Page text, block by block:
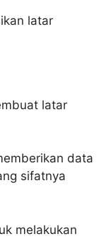
latar
latar
data
sifatnya
melakukan